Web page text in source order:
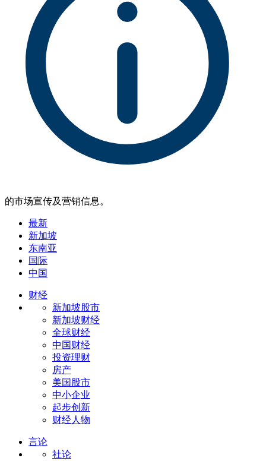
的市场宣传及营销信息。
最新
新加坡
东南亚
国际
中国
财经
新加坡股市
新加坡财经
全球财经
中国财经
投资理财
房产
美国股市
中小企业
起步创新
财经人物
言论
社论